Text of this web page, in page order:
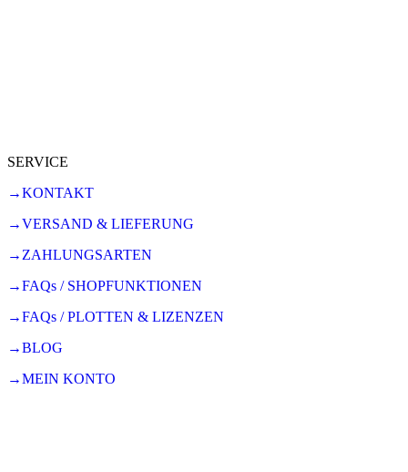
SERVICE
→KONTAKT
→VERSAND & LIEFERUNG
→ZAHLUNGSARTEN
→FAQs / SHOPFUNKTIONEN
→FAQs / PLOTTEN & LIZENZEN
→BLOG
→MEIN KONTO